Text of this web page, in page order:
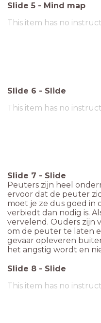
Slide 5 - Mind map
This item has no
Slide 6 - Slide
This item has no
Slide 7 - Slide
Peuters zijn heel
ervoor dat de peuter
moet je ze dus goed in
verbiedt dan nodig is.
vervelend. Ouders zijn
om de peuter te laten
gevaar opleveren
het angstig wordt en
Slide 8 - Slide
This item has no